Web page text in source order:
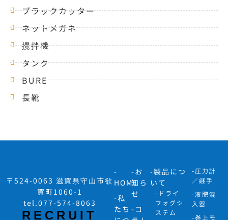
ブラックカッター
ネットメガネ
攪拌機
タンク
BURE
長靴
〒524-0063 滋賀県守山市欲
賀町1060-1
tel.077-574-8063
RECRUIT
-
HOME
-私
たち
-お
知ら
せ
-コ
-製品につ
いて
-ドライ
フォグシ
ステム
-圧力計
／継手
-液肥混
入器
-巻上モ